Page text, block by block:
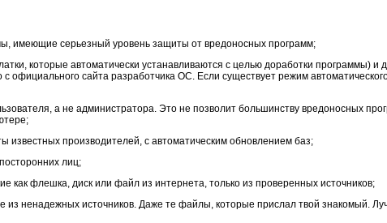
имеющие серьезный уровень защиты от вредоносных программ;
которые автоматически устанавливаются с целью доработки программы) и
официального сайта разработчика ОС. Если существует режим
а не администратора. Это не позволит большинству вредоносных
известных производителей, с автоматическим обновлением баз;
лиц;
как флешка, диск или файл из интернета, только из проверенных источников;
ненадежных источников. Даже те файлы, которые прислал твой знакомый.